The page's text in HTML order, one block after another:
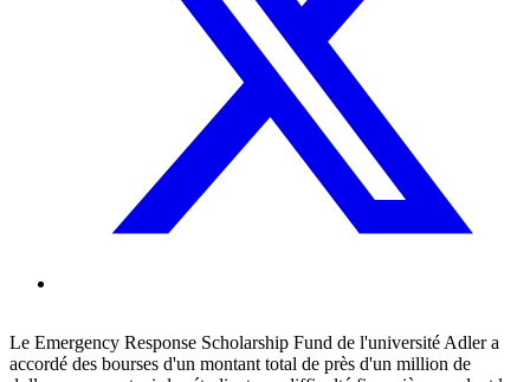
Le Emergency Response Scholarship Fund de l'université Adler a
accordé des bourses d'un montant total de près d'un million de